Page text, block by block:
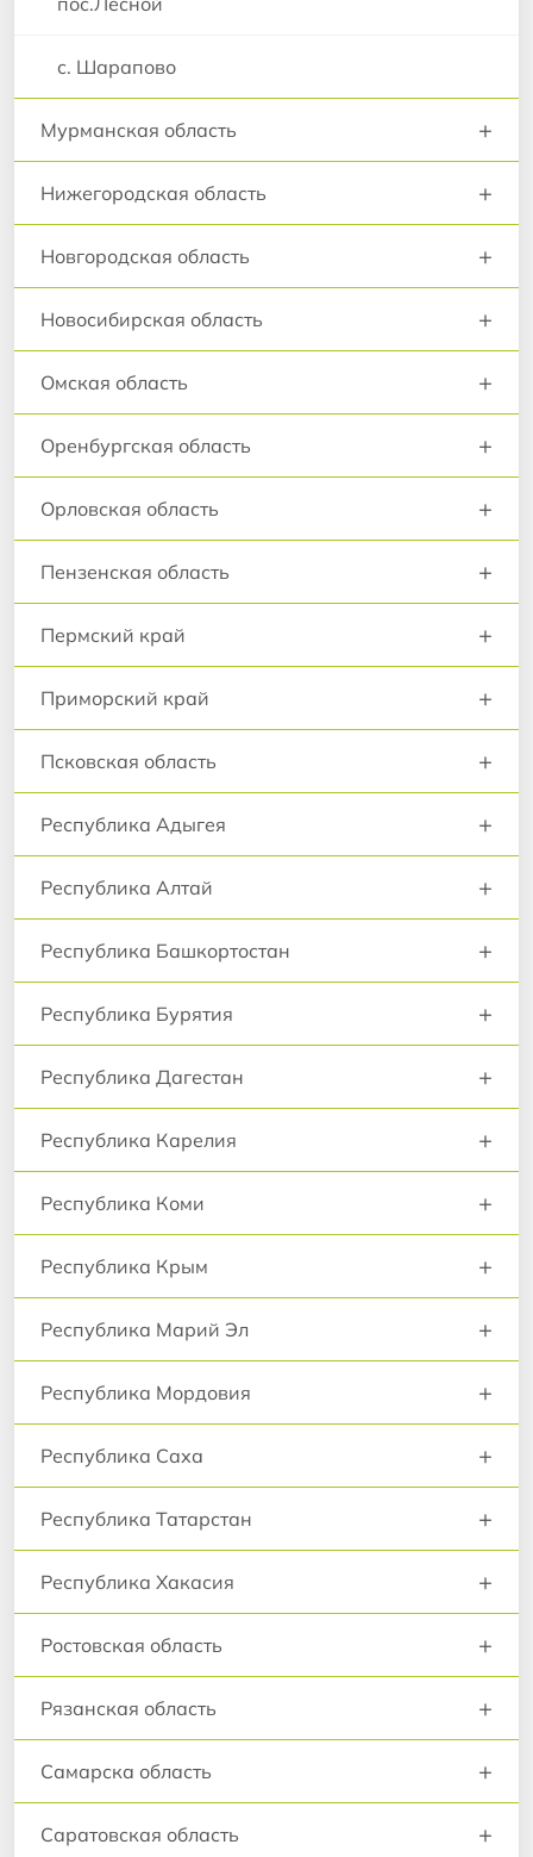
с. Шарапово
Мурманская область +
Нижегородская область +
Новгородская область +
Новосибирская область +
Омская область +
Оренбургская область +
Орловская область +
Пензенская область +
Пермский край +
Приморский край +
Псковская область +
Республика Адыгея +
Республика Алтай +
Республика Башкортостан +
Республика Бурятия +
Республика Дагестан +
Республика Карелия +
Республика Коми +
Республика Крым +
Республика Марий Эл +
Республика Мордовия +
Республика Саха +
Республика Татарстан +
Республика Хакасия +
Ростовская область +
Рязанская область +
Самарска область +
Саратовская область +